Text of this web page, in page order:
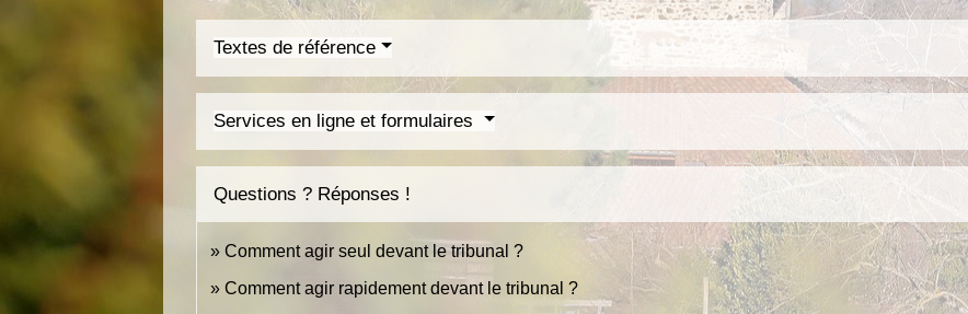
Textes de référence
Services en ligne et formulaires
Questions ? Réponses !
Comment agir seul devant le tribunal ?
Comment agir rapidement devant le tribunal ?